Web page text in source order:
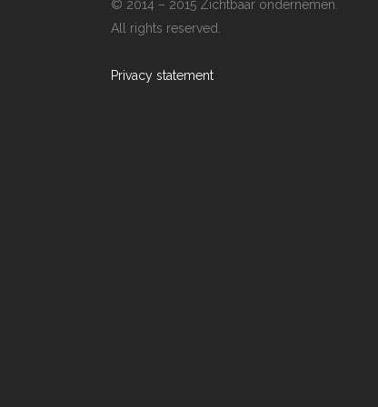
© 2014 – 2015 Zichtbaar ondernemen.
All rights reserved.
Privacy statement